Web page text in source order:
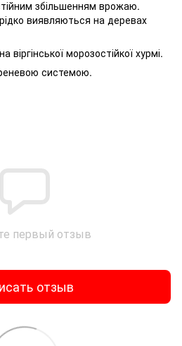
збільшенням врожаю.
виявляються на деревах
морозостійкої хурмі.
системою.
первый отзыв
отзыв